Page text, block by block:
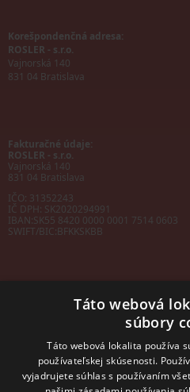
Korešpondenčná adresa:
ROSLER - s.r.o.
Vajnorská 140
831 04 Bratislava
Fakturačné údaje:
ROSLER - s.r.o.
Vajnorská 140
831 04 Bratislava
IČO: 31352243
IČ DPH: SK2020294991
IBAN:SK55 8420 0000 0001 7514 0603
SWIFT/BIC:BFKKSKBB
sales@rosler.sk
Regionálni zástupcovia
Západ a stred:
Táto webová
súbory
Táto webová lokalita používa
používateľskej skúsenosti.
vyjadrujete súhlas s používaním